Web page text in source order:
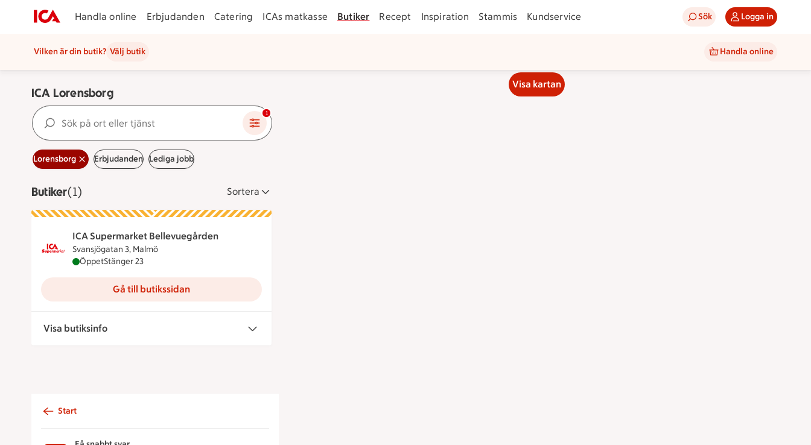
Handla online Erbjudanden Catering ICAs matkasse Butiker Recept Inspiration Stammis Kundservice Sök Logga in
Vilken är din butik? Välj butik Handla online
ICA Lorensborg
Sök på ort eller tjänst 1
Lorensborg Erbjudanden Lediga jobb
ButikerVisar 1 stycken
(1) Sortera
ICA Supermarket Bellevuegården
Svansjögatan 3, Malmö
ICA Supermarket Bellevuegården är öppen nu, stänger klockan 23
ÖppetStänger 23
Gå till butikssidan
Visa butiksinfo
Start
Visa kartan